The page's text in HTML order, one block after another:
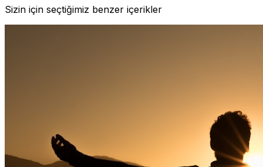
Sizin için seçtiğimiz benzer içerikler